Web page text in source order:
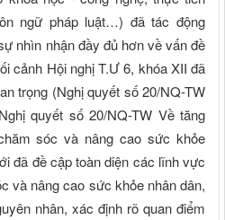
ngữ pháp luật…) đã tác động
nhìn nhận đầy đủ hơn về vấn đề
cảnh Hội nghị T.Ư 6, khóa XII đã
trọng (Nghị quyết số 20/NQ-TW
quyết số 20/NQ-TW Về tăng
sóc và nâng cao sức khỏe
đã đề cập toàn diện các lĩnh vực
và nâng cao sức khỏe nhân dân,
nhân, xác định rõ quan điểm